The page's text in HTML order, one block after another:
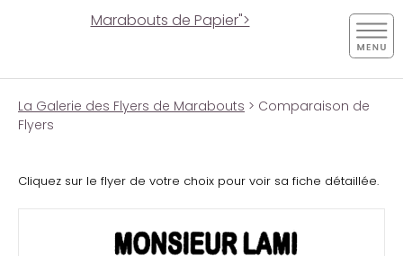
Marabouts de Papier">
La Galerie des Flyers de Marabouts > Comparaison de
Flyers
Cliquez sur le flyer de votre choix pour voir sa fiche détaillée.